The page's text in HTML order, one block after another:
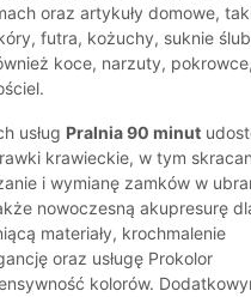
oraz artykuły domowe,
futra, kożuchy, suknie
koce, narzuty, pokrowce,
usług Pralnia 90 minut
krawieckie, w tym
i wymianę zamków w
nowoczesną akupresurę
materiały, krochmalenie
oraz usługę Prokolor
kolorów.